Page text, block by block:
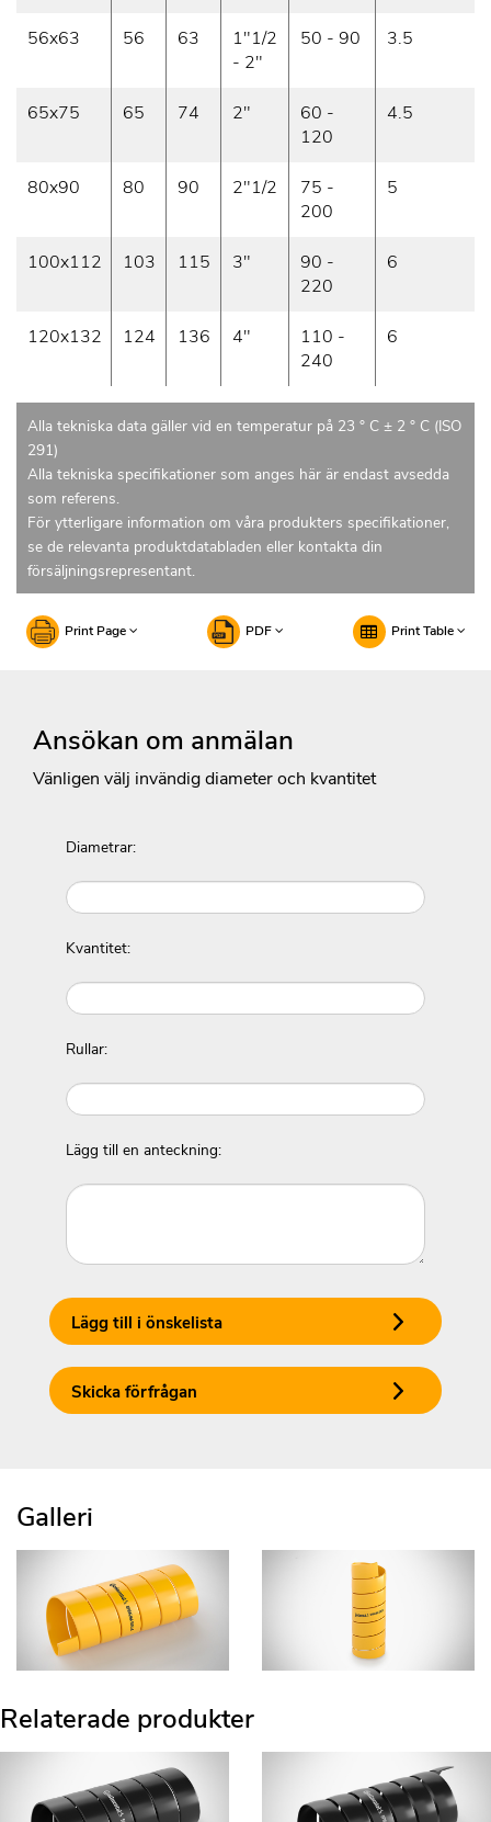
56x63 56 63
1"1/2
- 2"
50 - 90 3.5
65x75 65 74 2"
60 -
120
4.5
80x90 80 90 2"1/2
75 -
200
5
100x112 103 115 3"
90 -
220
6
120x132 124 136 4"
110 -
240
6
Alla tekniska data gäller vid en temperatur på 23 ° C ± 2 ° C (ISO
291)
Alla tekniska specifikationer som anges här är endast avsedda
som referens.
För ytterligare information om våra produkters specifikationer,
se de relevanta produktdatabladen eller kontakta din
försäljningsrepresentant.
Print Page PDF Print Table
Ansökan om anmälan
Vänligen välj invändig diameter och kvantitet
Diametrar:
Kvantitet:
Rullar:
Lägg till en anteckning:
Lägg till i önskelista
Skicka förfrågan
Galleri
Relaterade produkter